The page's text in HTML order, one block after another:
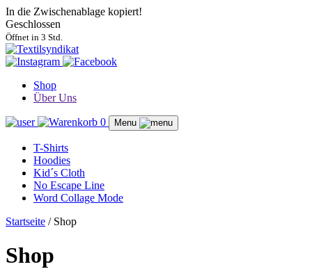
In die Zwischenablage kopiert!
Geschlossen
Öffnet in 3 Std.
Shop
Über Uns
0 Menu
T-Shirts
Hoodies
Kid´s Cloth
No Escape Line
Word Collage Mode
Startseite / Shop
Shop